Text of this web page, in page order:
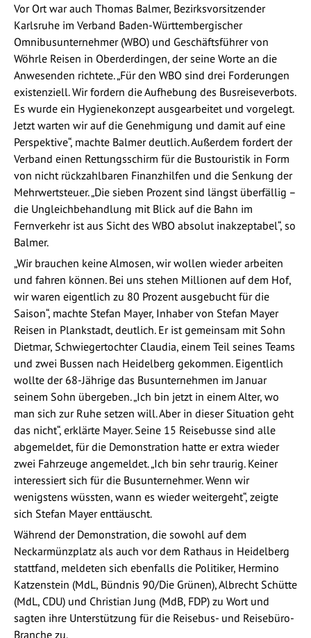
Vor Ort war auch Thomas Balmer, Bezirksvorsitzender
Karlsruhe im Verband Baden-Württembergischer
Omnibusunternehmer (WBO) und Geschäftsführer von
Wöhrle Reisen in Oberderdingen, der seine Worte an die
Anwesenden richtete. „Für den WBO sind drei Forderungen
existenziell. Wir fordern die Aufhebung des Busreiseverbots.
Es wurde ein Hygienekonzept ausgearbeitet und vorgelegt.
Jetzt warten wir auf die Genehmigung und damit auf eine
Perspektive“, machte Balmer deutlich. Außerdem fordert der
Verband einen Rettungsschirm für die Bustouristik in Form
von nicht rückzahlbaren Finanzhilfen und die Senkung der
Mehrwertsteuer. „Die sieben Prozent sind längst überfällig –
die Ungleichbehandlung mit Blick auf die Bahn im
Fernverkehr ist aus Sicht des WBO absolut inakzeptabel“, so
Balmer.
„Wir brauchen keine Almosen, wir wollen wieder arbeiten
und fahren können. Bei uns stehen Millionen auf dem Hof,
wir waren eigentlich zu 80 Prozent ausgebucht für die
Saison“, machte Stefan Mayer, Inhaber von Stefan Mayer
Reisen in Plankstadt, deutlich. Er ist gemeinsam mit Sohn
Dietmar, Schwiegertochter Claudia, einem Teil seines Teams
und zwei Bussen nach Heidelberg gekommen. Eigentlich
wollte der 68-Jährige das Busunternehmen im Januar
seinem Sohn übergeben. „Ich bin jetzt in einem Alter, wo
man sich zur Ruhe setzen will. Aber in dieser Situation geht
das nicht“, erklärte Mayer. Seine 15 Reisebusse sind alle
abgemeldet, für die Demonstration hatte er extra wieder
zwei Fahrzeuge angemeldet. „Ich bin sehr traurig. Keiner
interessiert sich für die Busunternehmer. Wenn wir
wenigstens wüssten, wann es wieder weitergeht“, zeigte
sich Stefan Mayer enttäuscht.
Während der Demonstration, die sowohl auf dem
Neckarmünzplatz als auch vor dem Rathaus in Heidelberg
stattfand, meldeten sich ebenfalls die Politiker, Hermino
Katzenstein (MdL, Bündnis 90/Die Grünen), Albrecht Schütte
(MdL, CDU) und Christian Jung (MdB, FDP) zu Wort und
sagten ihre Unterstützung für die Reisebus- und Reisebüro-
Branche zu.